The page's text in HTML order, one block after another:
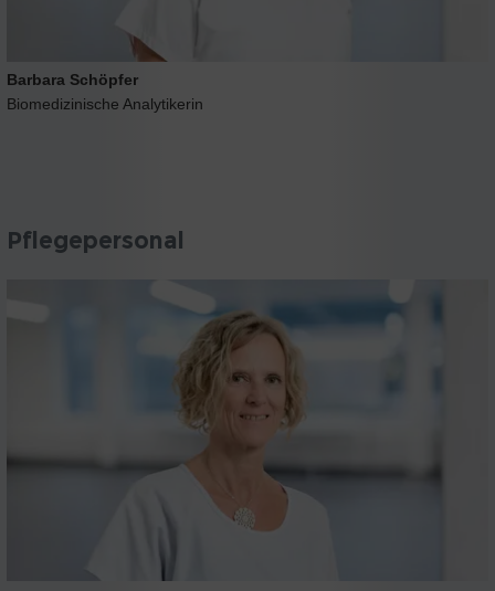
Barbara Schöpfer
Biomedizinische Analytikerin
Pflegepersonal